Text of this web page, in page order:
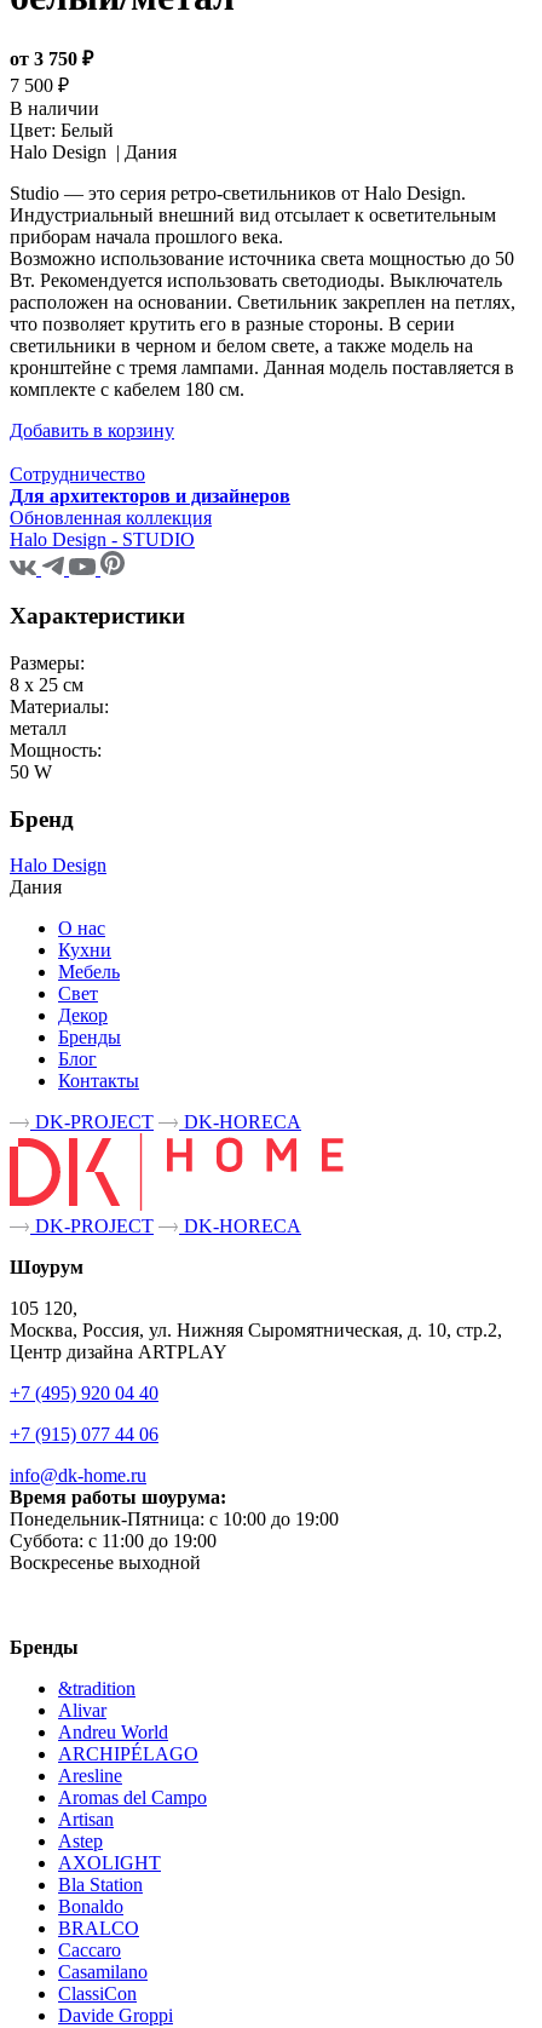
от 3 750 ₽
7 500 ₽
В наличии
Цвет: Белый
Halo Design | Дания
Studio — это серия ретро-светильников от Halo Design.
Индустриальный внешний вид отсылает к осветительным
приборам начала прошлого века.
Возможно использование источника света мощностью до 50
Вт. Рекомендуется использовать светодиоды. Выключатель
расположен на основании. Светильник закреплен на петлях,
что позволяет крутить его в разные стороны. В серии
светильники в черном и белом свете, а также модель на
кронштейне с тремя лампами. Данная модель поставляется в
комплекте с кабелем 180 см.
Добавить в корзину
Сотрудничество
Для архитекторов и дизайнеров
Обновленная коллекция
Halo Design - STUDIO
Характеристики
Размеры:
8 х 25 см
Материалы:
металл
Мощность:
50 W
Бренд
Halo Design
Дания
О нас
Кухни
Мебель
Свет
Декор
Бренды
Блог
Контакты
DK-PROJECT
DK-HORECA
DK-PROJECT
DK-HORECA
Шоурум
105 120,
Москва, Россия, ул. Нижняя Сыромятническая, д. 10, стр.2,
Центр дизайна ARTPLAY
+7 (495) 920 04 40
+7 (915) 077 44 06
info@dk-home.ru
Время работы шоурума:
Понедельник-Пятница: c 10:00 до 19:00
Суббота: c 11:00 до 19:00
Воскресенье выходной
Бренды
&tradition
Alivar
Andreu World
ARCHIPÉLAGO
Aresline
Aromas del Campo
Artisan
Astep
AXOLIGHT
Bla Station
Bonaldo
BRALCO
Caccaro
Casamilano
ClassiCon
Davide Groppi